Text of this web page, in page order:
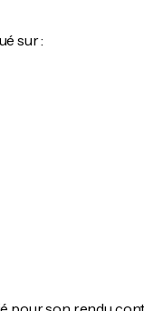
sur :